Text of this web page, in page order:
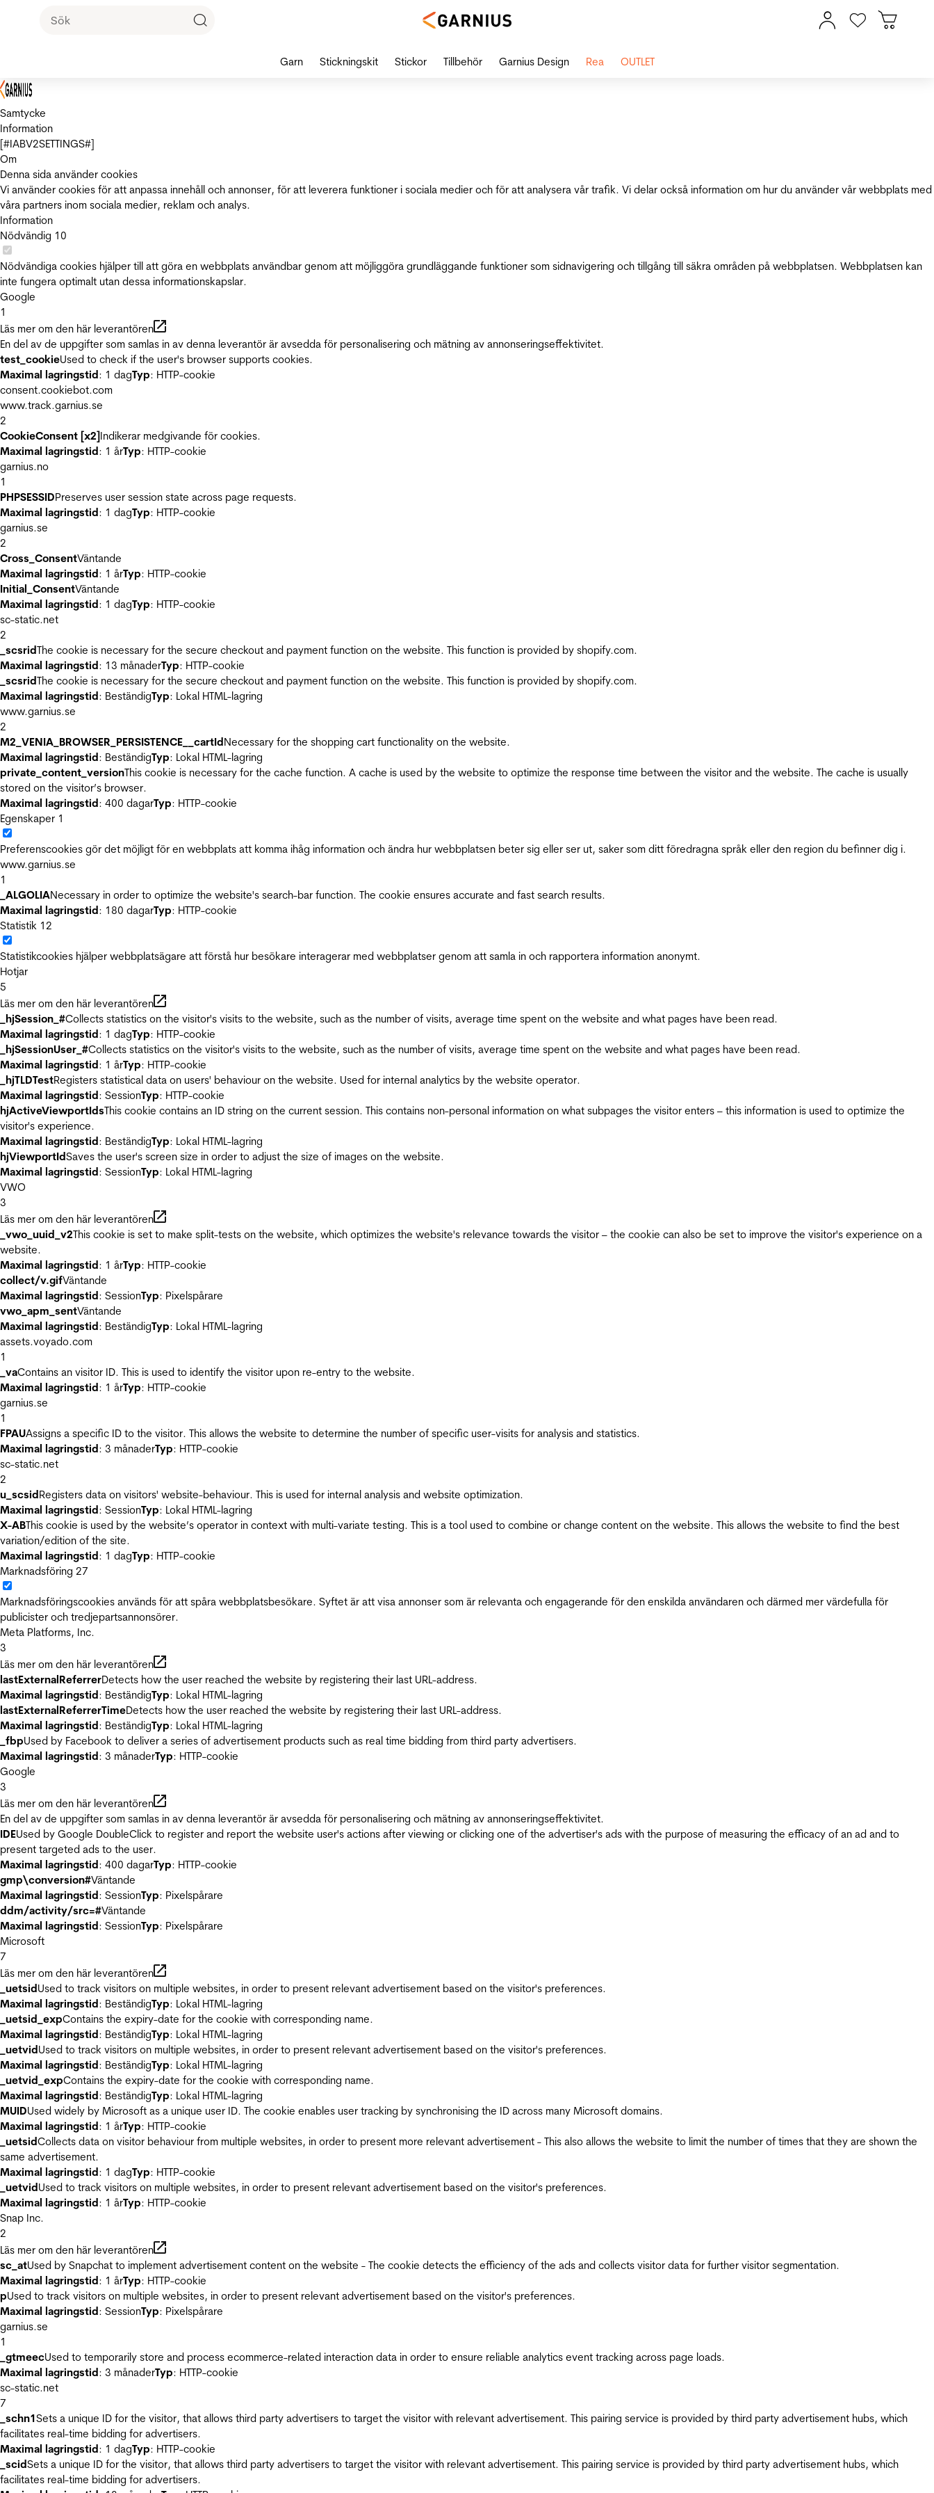
Samtycke
Information
[#IABV2SETTINGS#]
Om
Denna sida använder cookies
Vi använder cookies för att anpassa innehåll och annonser, för att leverera funktioner i sociala medier och för att analysera vår trafik. Vi delar också information om hur du använder vår webbplats med
våra partners inom sociala medier, reklam och analys.
Information
Nödvändig 10
Nödvändiga cookies hjälper till att göra en webbplats användbar genom att möjliggöra grundläggande funktioner som sidnavigering och tillgång till säkra områden på webbplatsen. Webbplatsen kan
inte fungera optimalt utan dessa informationskapslar.
Google
1
Läs mer om den här leverantören
En del av de uppgifter som samlas in av denna leverantör är avsedda för personalisering och mätning av annonseringseffektivitet.
test_cookieUsed to check if the user's browser supports cookies.
Maximal lagringstid: 1 dagTyp: HTTP-cookie
consent.cookiebot.com
www.track.garnius.se
2
CookieConsent [x2]Indikerar medgivande för cookies.
Maximal lagringstid: 1 årTyp: HTTP-cookie
garnius.no
1
PHPSESSIDPreserves user session state across page requests.
Maximal lagringstid: 1 dagTyp: HTTP-cookie
garnius.se
2
Cross_ConsentVäntande
Maximal lagringstid: 1 årTyp: HTTP-cookie
Initial_ConsentVäntande
Maximal lagringstid: 1 dagTyp: HTTP-cookie
sc-static.net
2
_scsridThe cookie is necessary for the secure checkout and payment function on the website. This function is provided by shopify.com.
Maximal lagringstid: 13 månaderTyp: HTTP-cookie
_scsridThe cookie is necessary for the secure checkout and payment function on the website. This function is provided by shopify.com.
Maximal lagringstid: BeständigTyp: Lokal HTML-lagring
www.garnius.se
2
M2_VENIA_BROWSER_PERSISTENCE__cartIdNecessary for the shopping cart functionality on the website.
Maximal lagringstid: BeständigTyp: Lokal HTML-lagring
private_content_versionThis cookie is necessary for the cache function. A cache is used by the website to optimize the response time between the visitor and the website. The cache is usually
stored on the visitor’s browser.
Maximal lagringstid: 400 dagarTyp: HTTP-cookie
Egenskaper 1
Preferenscookies gör det möjligt för en webbplats att komma ihåg information och ändra hur webbplatsen beter sig eller ser ut, saker som ditt föredragna språk eller den region du befinner dig i.
www.garnius.se
1
_ALGOLIANecessary in order to optimize the website's search-bar function. The cookie ensures accurate and fast search results.
Maximal lagringstid: 180 dagarTyp: HTTP-cookie
Statistik 12
Statistikcookies hjälper webbplatsägare att förstå hur besökare interagerar med webbplatser genom att samla in och rapportera information anonymt.
Hotjar
5
Läs mer om den här leverantören
_hjSession_#Collects statistics on the visitor's visits to the website, such as the number of visits, average time spent on the website and what pages have been read.
Maximal lagringstid: 1 dagTyp: HTTP-cookie
_hjSessionUser_#Collects statistics on the visitor's visits to the website, such as the number of visits, average time spent on the website and what pages have been read.
Maximal lagringstid: 1 årTyp: HTTP-cookie
_hjTLDTestRegisters statistical data on users' behaviour on the website. Used for internal analytics by the website operator.
Maximal lagringstid: SessionTyp: HTTP-cookie
hjActiveViewportIdsThis cookie contains an ID string on the current session. This contains non-personal information on what subpages the visitor enters – this information is used to optimize the
visitor's experience.
Maximal lagringstid: BeständigTyp: Lokal HTML-lagring
hjViewportIdSaves the user's screen size in order to adjust the size of images on the website.
Maximal lagringstid: SessionTyp: Lokal HTML-lagring
VWO
3
Läs mer om den här leverantören
_vwo_uuid_v2This cookie is set to make split-tests on the website, which optimizes the website's relevance towards the visitor – the cookie can also be set to improve the visitor's experience on a
website.
Maximal lagringstid: 1 årTyp: HTTP-cookie
collect/v.gifVäntande
Maximal lagringstid: SessionTyp: Pixelspårare
vwo_apm_sentVäntande
Maximal lagringstid: BeständigTyp: Lokal HTML-lagring
assets.voyado.com
1
_vaContains an visitor ID. This is used to identify the visitor upon re-entry to the website.
Maximal lagringstid: 1 årTyp: HTTP-cookie
garnius.se
1
FPAUAssigns a specific ID to the visitor. This allows the website to determine the number of specific user-visits for analysis and statistics.
Maximal lagringstid: 3 månaderTyp: HTTP-cookie
sc-static.net
2
u_scsidRegisters data on visitors' website-behaviour. This is used for internal analysis and website optimization.
Maximal lagringstid: SessionTyp: Lokal HTML-lagring
X-ABThis cookie is used by the website’s operator in context with multi-variate testing. This is a tool used to combine or change content on the website. This allows the website to find the best
variation/edition of the site.
Maximal lagringstid: 1 dagTyp: HTTP-cookie
Marknadsföring 27
Marknadsföringscookies används för att spåra webbplatsbesökare. Syftet är att visa annonser som är relevanta och engagerande för den enskilda användaren och därmed mer värdefulla för
publicister och tredjepartsannonsörer.
Meta Platforms, Inc.
3
Läs mer om den här leverantören
lastExternalReferrerDetects how the user reached the website by registering their last URL-address.
Maximal lagringstid: BeständigTyp: Lokal HTML-lagring
lastExternalReferrerTimeDetects how the user reached the website by registering their last URL-address.
Maximal lagringstid: BeständigTyp: Lokal HTML-lagring
_fbpUsed by Facebook to deliver a series of advertisement products such as real time bidding from third party advertisers.
Maximal lagringstid: 3 månaderTyp: HTTP-cookie
Google
3
Läs mer om den här leverantören
En del av de uppgifter som samlas in av denna leverantör är avsedda för personalisering och mätning av annonseringseffektivitet.
IDEUsed by Google DoubleClick to register and report the website user's actions after viewing or clicking one of the advertiser's ads with the purpose of measuring the efficacy of an ad and to
present targeted ads to the user.
Maximal lagringstid: 400 dagarTyp: HTTP-cookie
gmp\conversion#Väntande
Maximal lagringstid: SessionTyp: Pixelspårare
ddm/activity/src=#Väntande
Maximal lagringstid: SessionTyp: Pixelspårare
Microsoft
7
Läs mer om den här leverantören
_uetsidUsed to track visitors on multiple websites, in order to present relevant advertisement based on the visitor's preferences.
Maximal lagringstid: BeständigTyp: Lokal HTML-lagring
_uetsid_expContains the expiry-date for the cookie with corresponding name.
Maximal lagringstid: BeständigTyp: Lokal HTML-lagring
_uetvidUsed to track visitors on multiple websites, in order to present relevant advertisement based on the visitor's preferences.
Maximal lagringstid: BeständigTyp: Lokal HTML-lagring
_uetvid_expContains the expiry-date for the cookie with corresponding name.
Maximal lagringstid: BeständigTyp: Lokal HTML-lagring
MUIDUsed widely by Microsoft as a unique user ID. The cookie enables user tracking by synchronising the ID across many Microsoft domains.
Maximal lagringstid: 1 årTyp: HTTP-cookie
_uetsidCollects data on visitor behaviour from multiple websites, in order to present more relevant advertisement - This also allows the website to limit the number of times that they are shown the
same advertisement.
Maximal lagringstid: 1 dagTyp: HTTP-cookie
_uetvidUsed to track visitors on multiple websites, in order to present relevant advertisement based on the visitor's preferences.
Maximal lagringstid: 1 årTyp: HTTP-cookie
Snap Inc.
2
Läs mer om den här leverantören
sc_atUsed by Snapchat to implement advertisement content on the website - The cookie detects the efficiency of the ads and collects visitor data for further visitor segmentation.
Maximal lagringstid: 1 årTyp: HTTP-cookie
pUsed to track visitors on multiple websites, in order to present relevant advertisement based on the visitor's preferences.
Maximal lagringstid: SessionTyp: Pixelspårare
garnius.se
1
_gtmeecUsed to temporarily store and process ecommerce-related interaction data in order to ensure reliable analytics event tracking across page loads.
Maximal lagringstid: 3 månaderTyp: HTTP-cookie
sc-static.net
7
_schn1Sets a unique ID for the visitor, that allows third party advertisers to target the visitor with relevant advertisement. This pairing service is provided by third party advertisement hubs, which
facilitates real-time bidding for advertisers.
Maximal lagringstid: 1 dagTyp: HTTP-cookie
_scidSets a unique ID for the visitor, that allows third party advertisers to target the visitor with relevant advertisement. This pairing service is provided by third party advertisement hubs, which
facilitates real-time bidding for advertisers.
Garn Stickningskit Stickor Tillbehör Garnius Design Rea OUTLET